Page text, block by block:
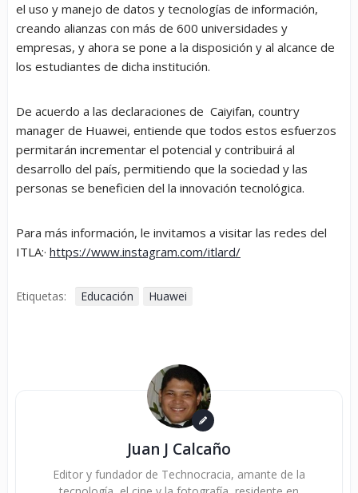
el uso y manejo de datos y tecnologías de información,
creando alianzas con más de 600 universidades y
empresas, y ahora se pone a la disposición y al alcance de
los estudiantes de dicha institución.
De acuerdo a las declaraciones de Caiyifan, country
manager de Huawei, entiende que todos estos esfuerzos
permitarán incrementar el potencial y contribuirá al
desarrollo del país, permitiendo que la sociedad y las
personas se beneficien del la innovación tecnológica.
Para más información, le invitamos a visitar las redes del
ITLA:· https://www.instagram.com/itlard/
Etiquetas: Educación Huawei
Juan J Calcaño
Editor y fundador de Technocracia, amante de la